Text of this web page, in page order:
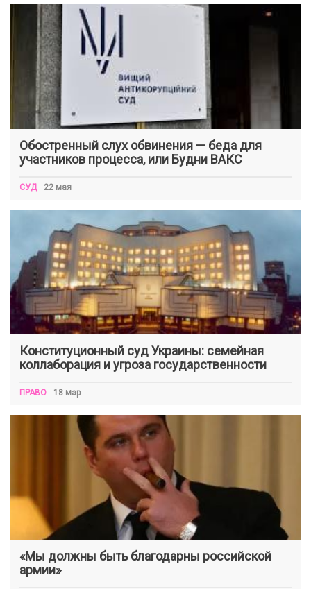
Обостренный слух обвинения — беда для
участников процесса, или Будни ВАКС
СУД 22 мая
Конституционный суд Украины: семейная
коллаборация и угроза государственности
ПРАВО 18 мар
«Мы должны быть благодарны российской
армии»